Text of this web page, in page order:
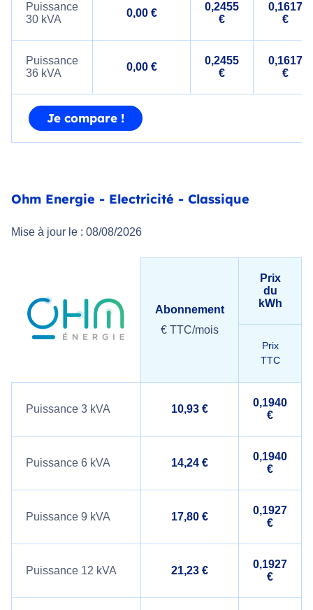
Puissance
30 kVA
0,00 €
0,2455
€
0,1617
€
Puissance
36 kVA
0,00 €
0,2455
€
0,1617
€
Je compare !
Ohm Energie - Electricité - Classique
Mise à jour le : 08/08/2026
Abonnement
€ TTC/mois
Prix
du
kWh
Prix
TTC
Puissance 3 kVA 10,93 €
0,1940
€
Puissance 6 kVA 14,24 €
0,1940
€
Puissance 9 kVA 17,80 €
0,1927
€
Puissance 12 kVA 21,23 €
0,1927
€